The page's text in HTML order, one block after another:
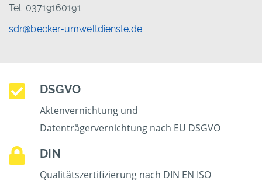
Tel: 03719160191
sdr@becker-umweltdienste.de
DSGVO
Aktenvernichtung und
Datenträgervernichtung nach EU DSGVO
DIN
Qualitätszertifizierung nach DIN EN ISO